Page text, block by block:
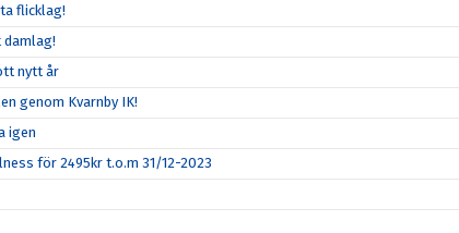
flicklag!
damlag!
nytt år
genom Kvarnby IK!
igen
för 2495kr t.o.m 31/12-2023